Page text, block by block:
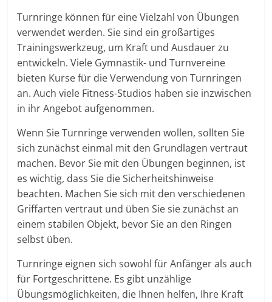
Turnringe können für eine Vielzahl von Übungen
verwendet werden. Sie sind ein großartiges
Trainingswerkzeug, um Kraft und Ausdauer zu
entwickeln. Viele Gymnastik- und Turnvereine
bieten Kurse für die Verwendung von Turnringen
an. Auch viele Fitness-Studios haben sie inzwischen
in ihr Angebot aufgenommen.
Wenn Sie Turnringe verwenden wollen, sollten Sie
sich zunächst einmal mit den Grundlagen vertraut
machen. Bevor Sie mit den Übungen beginnen, ist
es wichtig, dass Sie die Sicherheitshinweise
beachten. Machen Sie sich mit den verschiedenen
Griffarten vertraut und üben Sie sie zunächst an
einem stabilen Objekt, bevor Sie an den Ringen
selbst üben.
Turnringe eignen sich sowohl für Anfänger als auch
für Fortgeschrittene. Es gibt unzählige
Übungsmöglichkeiten, die Ihnen helfen, Ihre Kraft